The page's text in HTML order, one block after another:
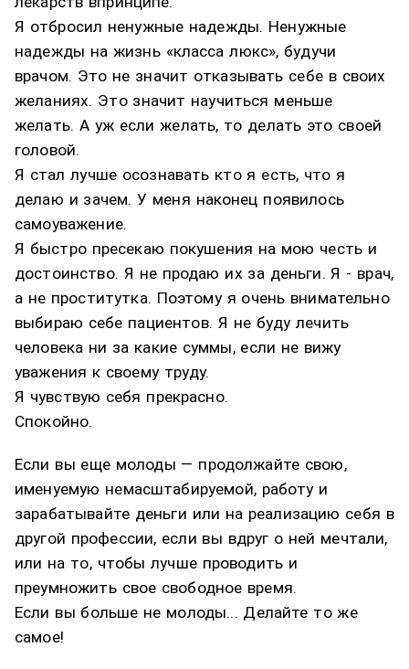
Я отбросил ненужные надежды. Ненужные
надежды на жизнь «класса люкс», будучи
врачом. Это не значит отказывать себе в своих
желаниях. Это значит научиться меньше
желать. А уж если желать, то делать это своей
головой.
Я стал лучше осознавать кто я есть, что я
делаю и зачем. У меня наконец появилось
самоуважение.
Я быстро пресекаю покушения на мою честь и
достоинство. Я не продаю их за деньги. Я - врач,
а не проститутка. Поэтому я очень внимательно
выбираю себе пациентов. Я не буду лечить
человека ни за какие суммы, если не вижу
уважения к своему труду.
Я чувствую себя прекрасно.
Спокойно.
Если вы еще молоды — продолжайте свою,
именуемую немасштабируемой, работу и
зарабатывайте деньги или на реализацию себя в
другой профессии, если вы вдруг о ней мечтали,
или на то, чтобы лучше проводить и
преумножить свое свободное время.
Если вы больше не молоды... Делайте то же
самое!